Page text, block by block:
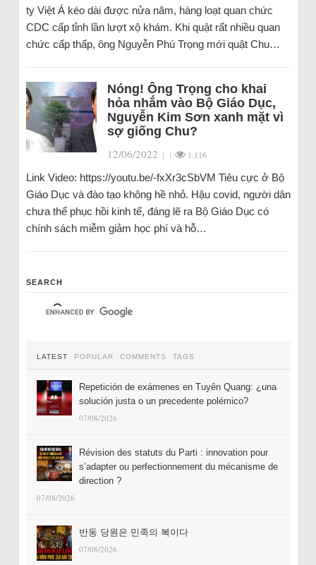
ty Việt Á kéo dài được nửa năm, hàng loạt quan chức
CDC cấp tỉnh lần lượt xộ khám. Khi quật rất nhiều quan
chức cấp thấp, ông Nguyễn Phú Trọng mới quật Chu…
Nóng! Ông Trọng cho khai
hỏa nhắm vào Bộ Giáo Dục,
Nguyễn Kim Sơn xanh mặt vì
sợ giống Chu?
12/06/2022 | | 1.116
Link Video: https://youtu.be/-fxXr3cSbVM Tiêu cực ở Bộ
Giáo Dục và đào tạo không hề nhỏ. Hậu covid, người dân
chưa thể phục hồi kinh tế, đáng lẽ ra Bộ Giáo Dục có
chính sách miễm giảm học phí và hỗ…
SEARCH
LATEST POPULAR COMMENTS TAGS
Repetición de exámenes en Tuyên Quang: ¿una
solución justa o un precedente polémico?
07/08/2026
Révision des statuts du Parti : innovation pour
s’adapter ou perfectionnement du mécanisme de
direction ?
07/08/2026
반동 당원은 민족의 복이다
07/08/2026